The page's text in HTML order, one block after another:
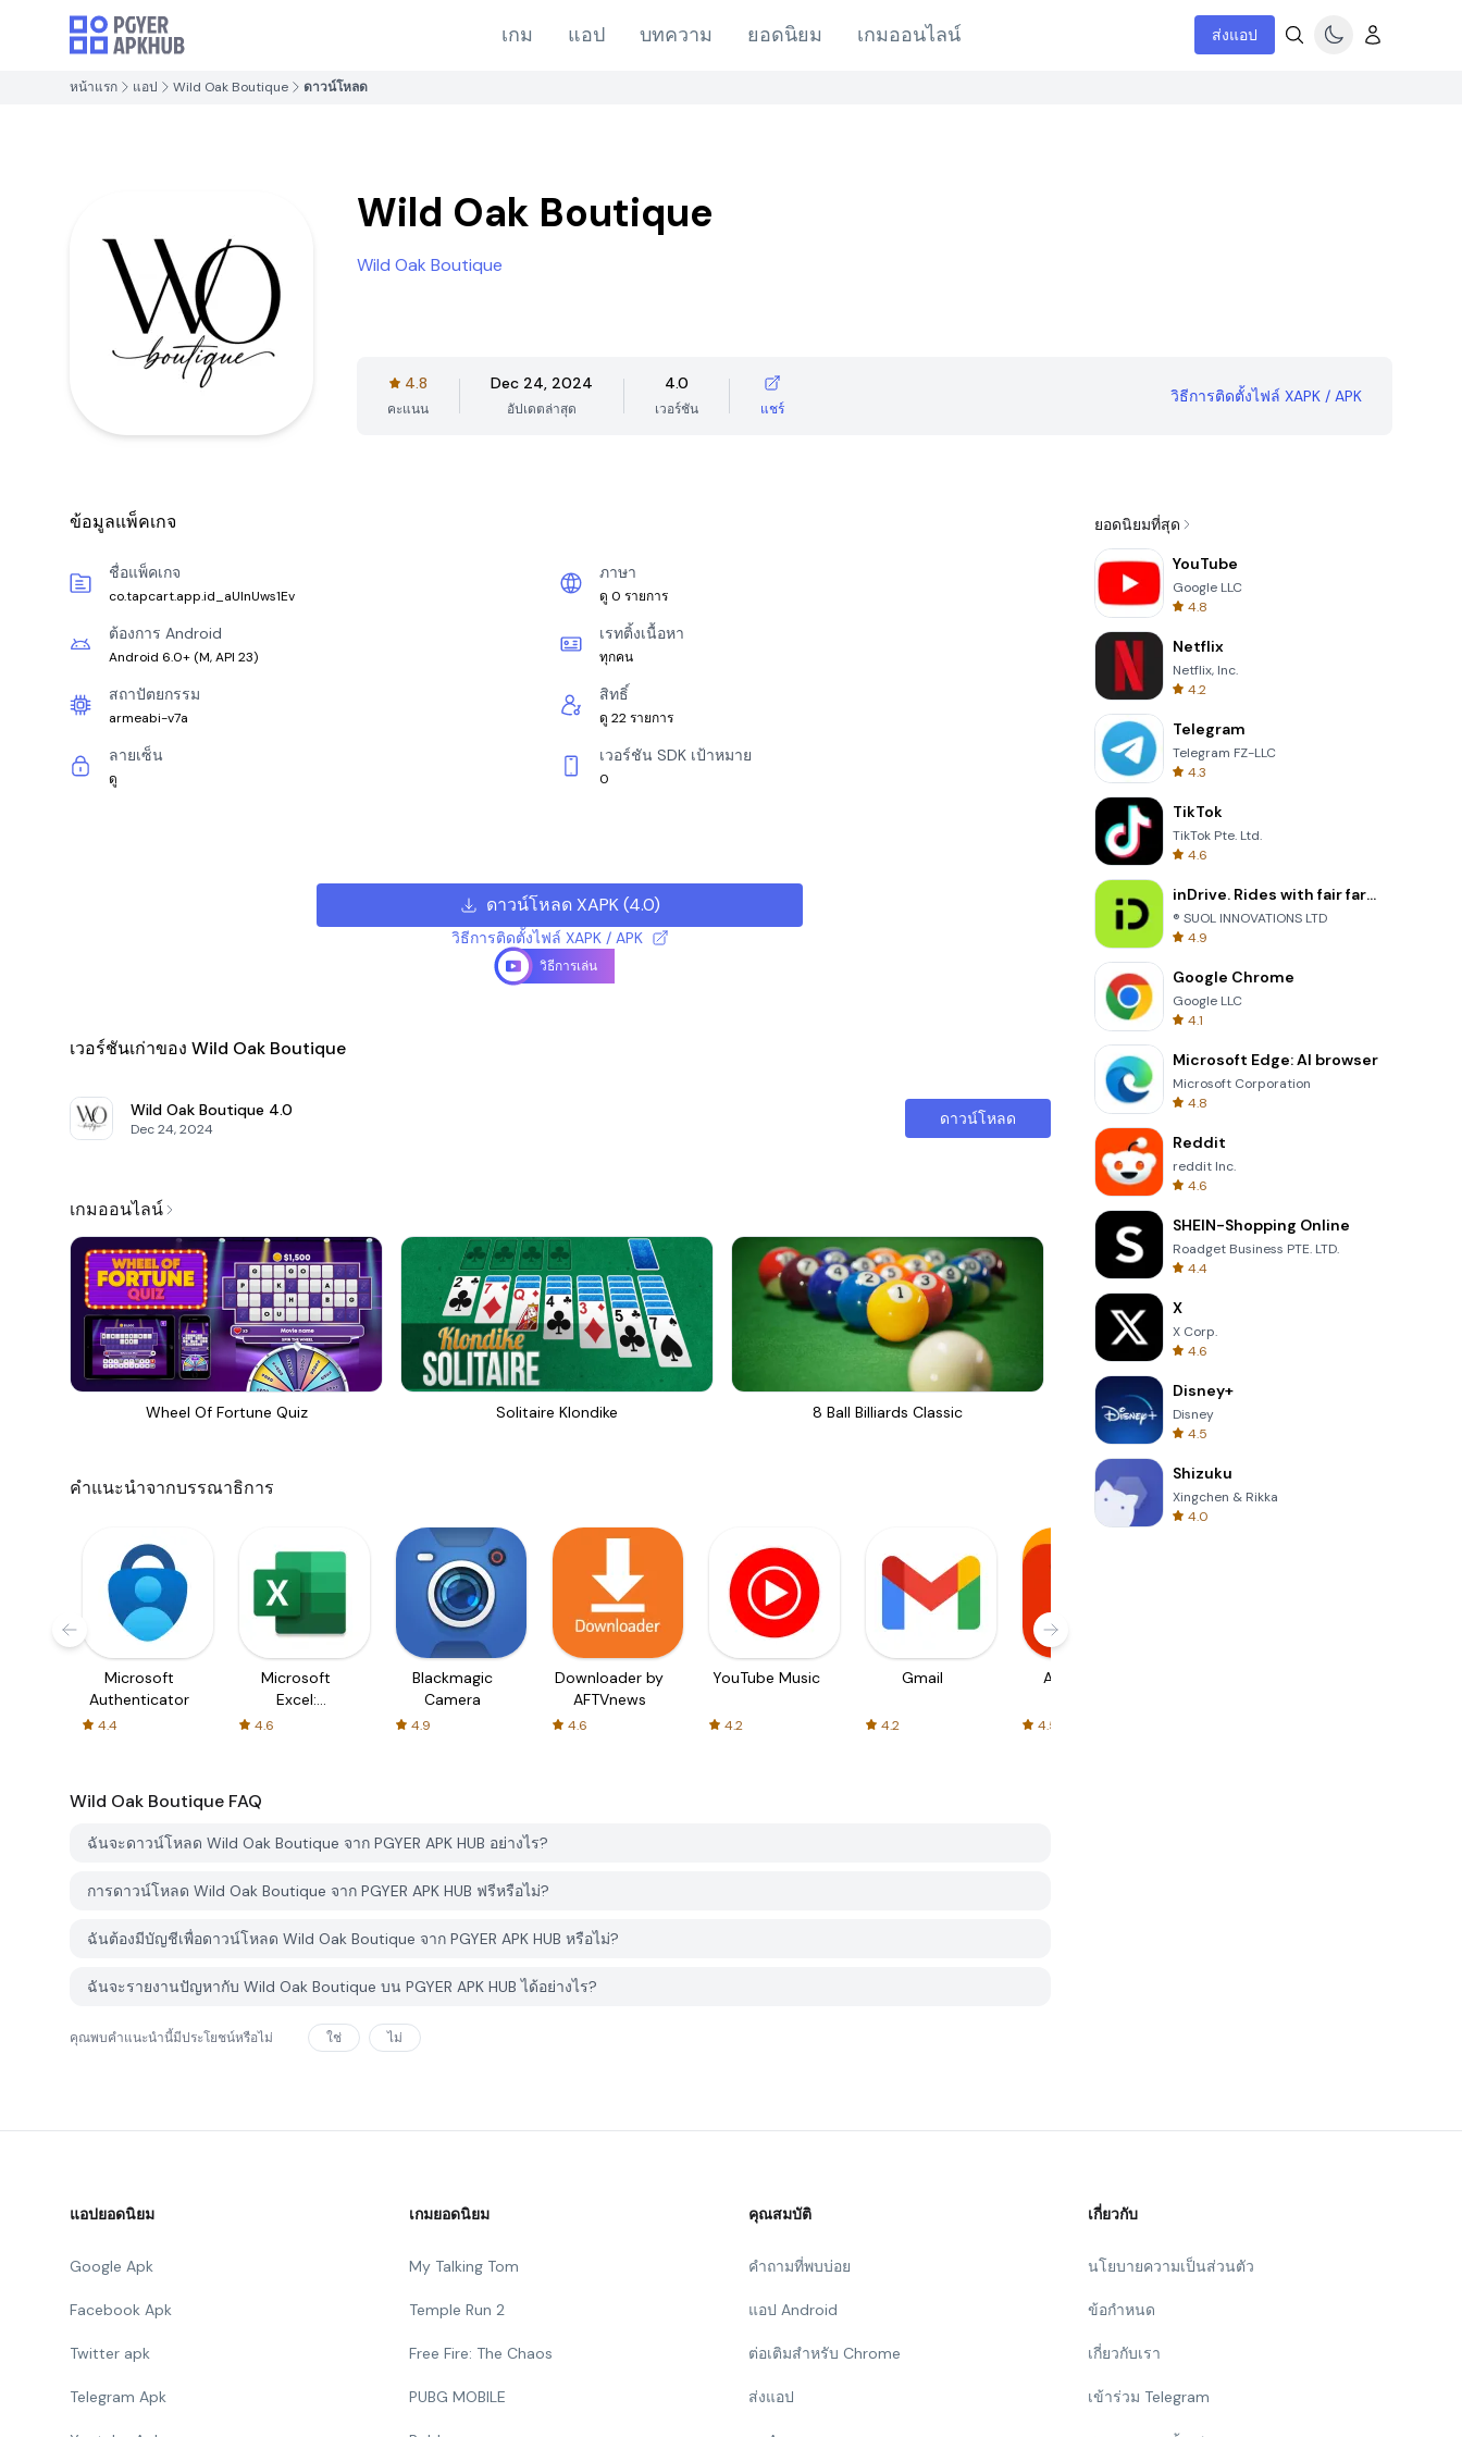
เกม แอป บทความ ยอดนิยม เกมออนไลน์ ส่งแอป
หน้าแรก แอป Wild Oak Boutique ดาวน์โหลด
Wild Oak Boutique
Wild Oak Boutique
4.8
คะแนน
Dec 24, 2024
อัปเดตล่าสุด
4.0
เวอร์ชัน แชร์
วิธีการติดตั้งไฟล์ XAPK / APK
ข้อมูลแพ็คเกจ
ชื่อแพ็คเกจ
co.tapcart.app.id_aUlnUws1Ev
ภาษา
ดู 0 รายการ
ต้องการ Android
Android 6.0+ (M, API 23)
เรทติ้งเนื้อหา
ทุกคน
สถาปัตยกรรม
armeabi-v7a
สิทธิ์
ดู 22 รายการ
ลายเซ็น
ดู
เวอร์ชัน SDK เป้าหมาย
0
ดาวน์โหลด XAPK(4.0)
วิธีการติดตั้งไฟล์ XAPK / APK
วิธีการเล่น
เวอร์ชันเก่าของ Wild Oak Boutique
Wild Oak Boutique 4.0
Dec 24, 2024
ดาวน์โหลด
เกมออนไลน์
Wheel Of Fortune Quiz Solitaire Klondike 8 Ball Billiards Classic Totemia Cursed Marbels
คำแนะนำจากบรรณาธิการ
Microsoft
Authenticator
4.4
Microsoft
Excel:
Spreadsheets
4.6
Blackmagic
Camera
4.9
Downloader by
AFTVnews
4.6
YouTube Music
4.2
Gmail
4.2
AliExpress
4.5
Wild Oak Boutique FAQ
ฉันจะดาวน์โหลด Wild Oak Boutique จาก PGYER APK HUB อย่างไร?
การดาวน์โหลด Wild Oak Boutique จาก PGYER APK HUB ฟรีหรือไม่?
ฉันต้องมีบัญชีเพื่อดาวน์โหลด Wild Oak Boutique จาก PGYER APK HUB หรือไม่?
ฉันจะรายงานปัญหากับ Wild Oak Boutique บน PGYER APK HUB ได้อย่างไร?
คุณพบคำแนะนำนี้มีประโยชน์หรือไม่ ใช่ ไม่
ยอดนิยมที่สุด
YouTube
Google LLC
4.8
Netflix
Netflix, Inc.
4.2
Telegram
Telegram FZ-LLC
4.3
TikTok
TikTok Pte. Ltd.
4.6
inDrive. Rides with fair fares
® SUOL INNOVATIONS LTD
4.9
Google Chrome
Google LLC
4.1
Microsoft Edge: AI browser
Microsoft Corporation
4.8
Reddit
reddit Inc.
4.6
SHEIN-Shopping Online
Roadget Business PTE. LTD.
4.4
X
X Corp.
4.6
Disney+
Disney
4.5
Shizuku
Xingchen & Rikka
4.0
แอปยอดนิยม
Google Apk
Facebook Apk
Twitter apk
Telegram Apk
เกมยอดนิยม
My Talking Tom
Temple Run 2
Free Fire: The Chaos
PUBG MOBILE
คุณสมบัติ
คำถามที่พบบ่อย
แอป Android
ต่อเติมสำหรับ Chrome
ส่งแอป
เกี่ยวกับ
นโยบายความเป็นส่วนตัว
ข้อกำหนด
เกี่ยวกับเรา
เข้าร่วม Telegram